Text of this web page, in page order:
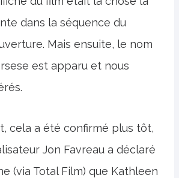
dans la séquence du
Mais ensuite, le nom
est apparu et nous
cela a été confirmé plus tôt,
Jon Favreau a déclaré
(via Total Film) que Kathleen